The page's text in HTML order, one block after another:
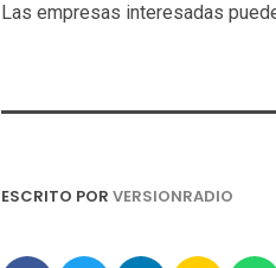
Las empresas interesadas
ESCRITO POR VERSIONRADIO